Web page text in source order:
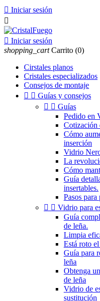
 Iniciar sesión

 Iniciar sesión
shopping_cart Carrito (0)
Cirstales planos
Cristales especializados
Consejos de montaje
  Guías y consejos
  Guías
Pedido en
Cotización
Cómo
inserción
Vidrio
La
Cómo
Guía
insertables.
Pasos
  Vidrio para
Guía
de leña.
Limpia
Está roto
Guía para
leña
Obtenga
de leña
Vidrio de
sustitución